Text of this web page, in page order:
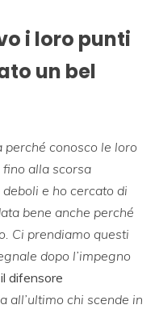
i loro punti
un bel
perché conosco le loro
alla scorsa
e ho cercato di
bene anche perché
Ci prendiamo questi
dopo l’impegno
difensore
all’ultimo chi scende in